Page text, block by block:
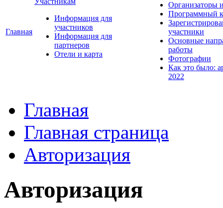
Главная
Информация для
участников
Информация для
партнеров
Отели и карта
Организаторы
Программный
участники
Основные
работы
Фотографии
Как это было:
2022
Главная
Главная страница
Авторизация
Авторизация